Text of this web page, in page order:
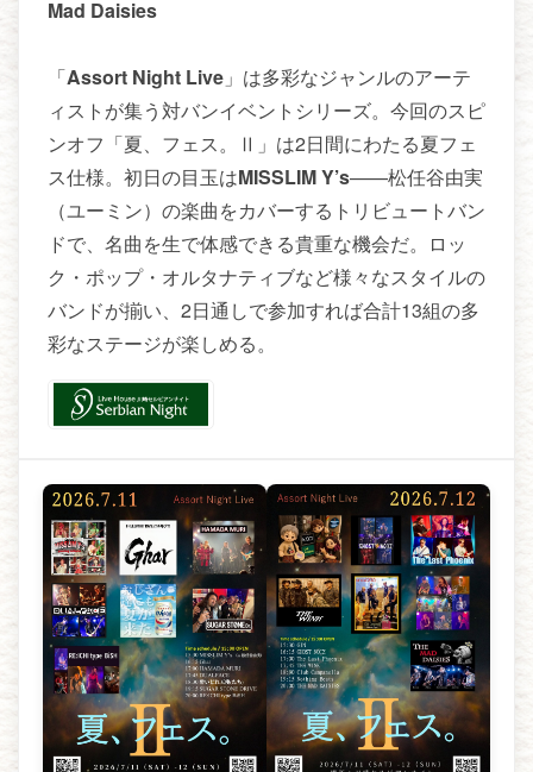
Mad Daisies
「Assort Night Live 」は多彩なジャンルのアーテ
ィストが集う対バンイベントシリーズ。今回のスピ
ンオフ「夏、フェス。Ⅱ」は2日間にわたる夏フェ
ス仕様。初日の目玉はMISSLIM Y’s——松任谷由実
（ユーミン）の楽曲をカバーするトリビュートバン
ドで、名曲を生で体感できる貴重な機会だ。ロッ
ク・ポップ・オルタナティブなど様々なスタイルの
バンドが揃い、2日通しで参加すれば合計13組の多
彩なステージが楽しめる。